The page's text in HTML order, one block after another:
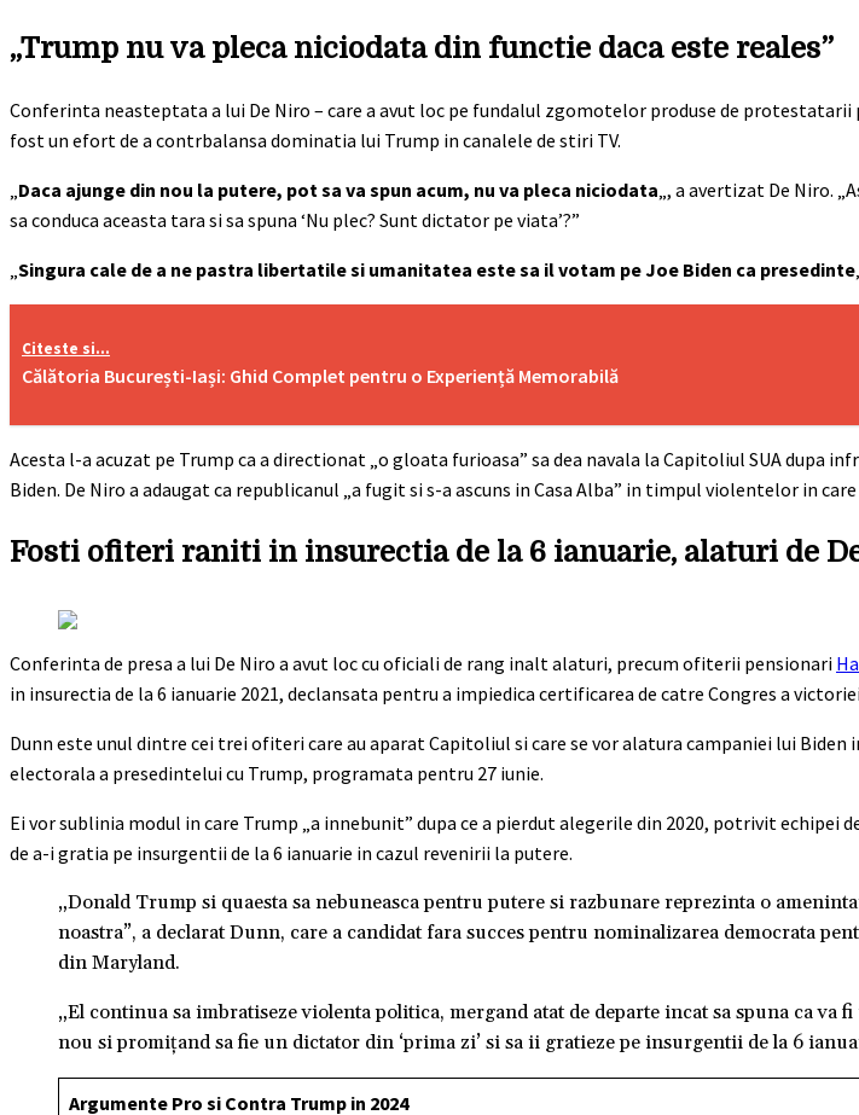
„Trump nu va pleca niciodata din functie daca este reales”
Conferinta neasteptata a lui De Niro – care a avut loc pe fundalul zgomotelor produse de
fost un efort de a contrbalansa dominatia lui Trump in canalele de stiri TV.
„Daca ajunge din nou la putere, pot sa va spun acum, nu va pleca niciodata„, a avertizat De Niro.
sa conduca aceasta tara si sa spuna ‘Nu plec? Sunt dictator pe viata’?”
„Singura cale de a ne pastra libertatile si umanitatea este sa il votam pe Joe Biden ca presedinte
Citeste si...
Călătoria București-Iași: Ghid Complet pentru o Experiență Memorabilă
Acesta l-a acuzat pe Trump ca a directionat „o gloata furioasa” sa dea navala la Capitoliul SUA dupa
Biden. De Niro a adaugat ca republicanul „a fugit si s-a ascuns in Casa Alba” in timpul violentelor in
Fosti ofiteri raniti in insurectia de la 6 ianuarie, alaturi de
Conferinta de presa a lui De Niro a avut loc cu oficiali de rang inalt alaturi, precum ofiterii pensionari
in insurectia de la 6 ianuarie 2021, declansata pentru a impiedica certificarea de catre Congres a
Dunn este unul dintre cei trei ofiteri care au aparat Capitoliul si care se vor alatura campaniei lui
electorala a presedintelui cu Trump, programata pentru 27 iunie.
Ei vor sublinia modul in care Trump „a innebunit” dupa ce a pierdut alegerile din 2020, potrivit echipei
de a-i gratia pe insurgentii de la 6 ianuarie in cazul revenirii la putere.
„Donald Trump si quaesta sa nebuneasca pentru putere si razbunare reprezinta o
noastra”, a declarat Dunn, care a candidat fara succes pentru nominalizarea democrata
din Maryland.
„El continua sa imbratiseze violenta politica, mergand atat de departe incat sa spuna ca va fi
nou si promiţand sa fie un dictator din ‘prima zi’ si sa ii gratieze pe insurgentii de la 6
Argumente Pro si Contra Trump in 2024